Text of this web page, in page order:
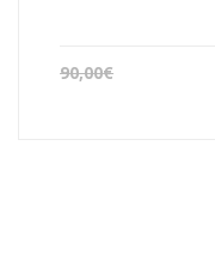
90,00€